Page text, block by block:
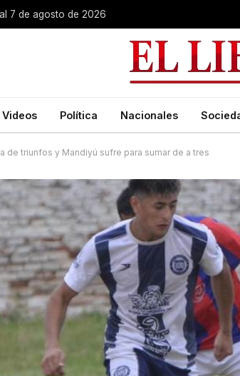
7 de agosto de 2026
Videos Política Nacionales
de triunfos y Mandiyú sufre para sumar de a tres